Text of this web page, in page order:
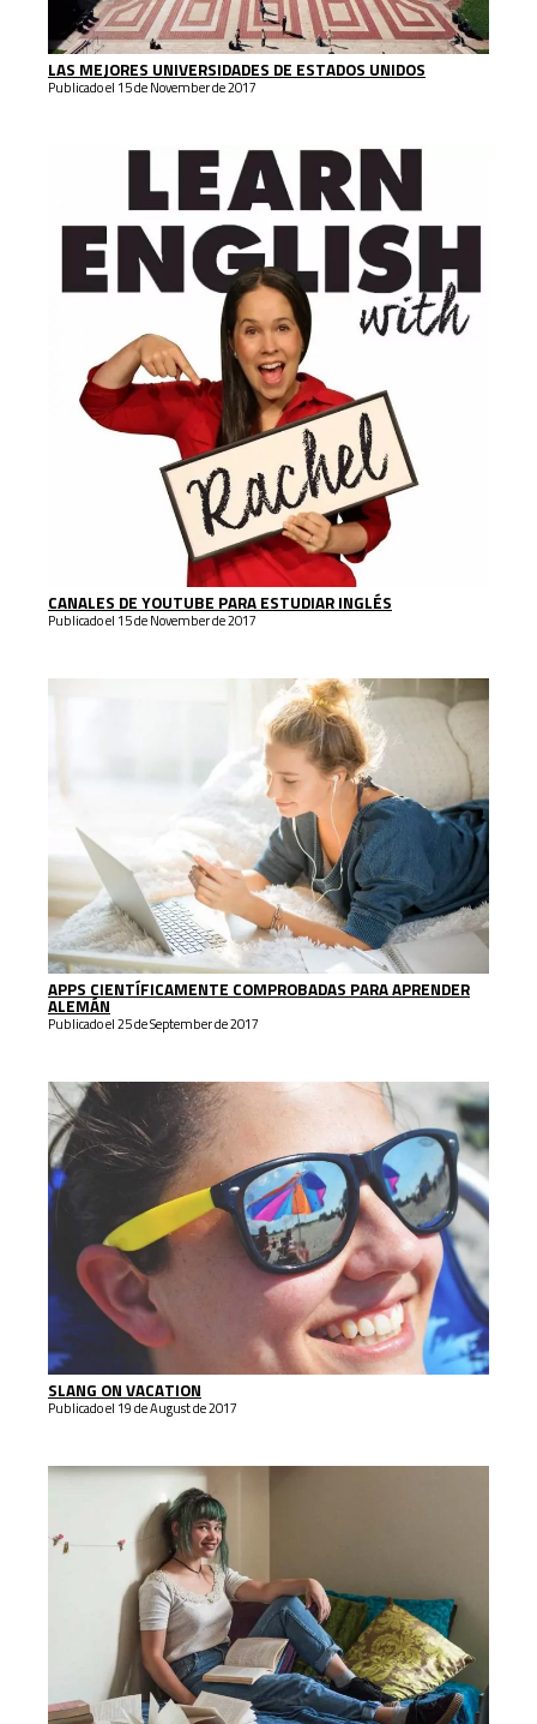
LAS MEJORES UNIVERSIDADES DE ESTADOS UNIDOS
Publicado el 15 de November de 2017
CANALES DE YOUTUBE PARA ESTUDIAR INGLÉS
Publicado el 15 de November de 2017
APPS CIENTÍFICAMENTE COMPROBADAS PARA APRENDER
ALEMÁN
Publicado el 25 de September de 2017
SLANG ON VACATION
Publicado el 19 de August de 2017